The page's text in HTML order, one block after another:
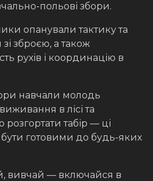
польові збори.
опанували тактику та
зброєю, а також
рухів і координацію в
навчали молодь
в лісі та
табір — ці
готовими до будь-яких
вивчай — включайся в